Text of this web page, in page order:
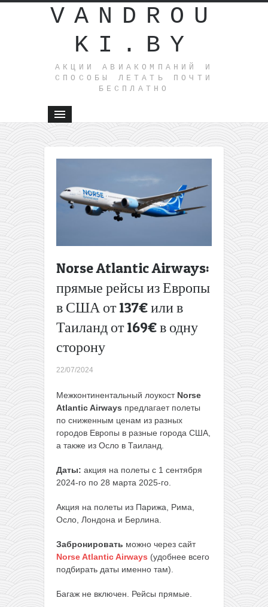
VANDROU
KI.BY
АКЦИИ АВИАКОМПАНИЙ И
СПОСОБЫ ЛЕТАТЬ ПОЧТИ
БЕСПЛАТНО
Norse Atlantic Airways:
прямые рейсы из Европы
в США от 137€ или в
Таиланд от 169€ в одну
сторону
22/07/2024
Межконтинентальный лоукостNorse
Atlantic Airways предлагает полеты
по сниженным ценам из разных
городов Европы в разные города США,
а также из Осло в Таиланд.
Даты: акция на полеты с 1 сентября
2024-го по 28 марта 2025-го.
Акция на полеты из Парижа, Рима,
Осло, Лондона и Берлина.
Забронировать можно через сайт
Norse Atlantic Airways (удобнее всего
подбирать даты именно там).
Багаж не включен. Рейсы прямые.
Поездка
из
Варшавы
в Вену
всего за
30€
обратно
Ryanair
Wizz Air:
в
обратно